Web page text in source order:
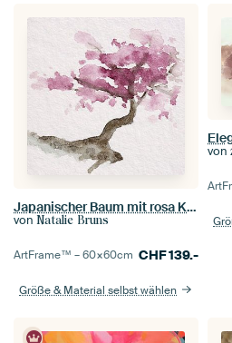
Japanischer Baum mit rosa Kirschblüte (Aquarellmalerei sakura Japan Blumen romantisch Frühling prunu
von Natalie Bruns
ArtFrame™ –60×60cm CHF139.-
Größe & Material selbst wählen
von